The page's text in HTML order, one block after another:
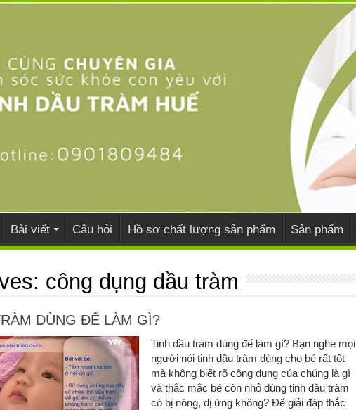
Bài viết Câu hỏi Hồ sơ chất lượng sản phẩm Sản phẩm
công dụng dầu tràm
DÙNG ĐỂ LÀM GÌ?
Tinh dầu tràm dùng để làm gì? Bạn nghe mọi
người nói tinh dầu tràm dùng cho bé rất tốt
mà không biết rõ công dụng của chúng là gì
và thắc mắc bé còn nhỏ dùng tinh dầu tràm
có bị nóng, dị ứng không? Để giải đáp thắc